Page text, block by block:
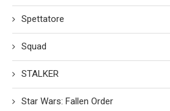
Spettatore
Squad
STALKER
Star Wars: Fallen Order